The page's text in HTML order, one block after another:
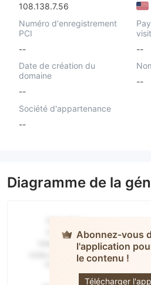
108.138.7.56
Numéro d'enregistrement
PCI
--
--
Date de création du
domaine
--
--
Société d'appartenance
--
Diagramme de la
Abonnez-vous
l'application
le contenu !
Télécharger
efinno